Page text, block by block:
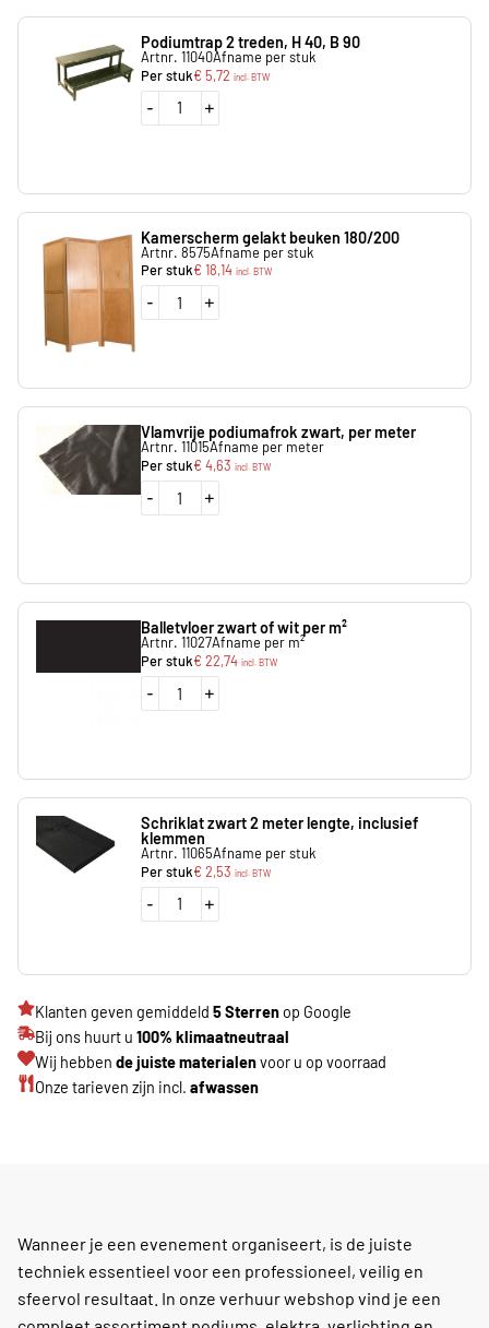
Podiumtrap 2 treden, H 40, B 90
Artnr. 11040Afname per stuk
Per stuk€5,72 incl. BTW
- +
Kamerscherm gelakt beuken 180/200
Artnr. 8575Afname per stuk
Per stuk€18,14 incl. BTW
- +
Vlamvrije podiumafrok zwart, per meter
Artnr. 11015Afname per meter
Per stuk€4,63 incl. BTW
- +
Balletvloer zwart of wit per m²
Artnr. 11027Afname per m²
Per stuk€22,74 incl. BTW
- +
Schriklat zwart 2 meter lengte, inclusief
klemmen
Artnr. 11065Afname per stuk
Per stuk€2,53 incl. BTW
- +
Klanten geven gemiddeld 5 Sterren op Google
Bij ons huurt u 100% klimaatneutraal
Wij hebben de juiste materialenvoor u op voorraad
Onze tarieven zijn incl. afwassen
Wanneer je een evenement organiseert, is de juiste
techniek essentieel voor een professioneel, veilig en
sfeervol resultaat. In onze verhuur webshop vind je een